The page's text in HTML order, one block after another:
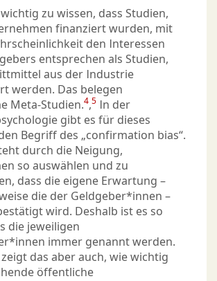
zu wissen, dass Studien,
finanziert wurden, mit
den Interessen
entsprechen als Studien,
aus der Industrie
werden. Das belegen
Meta-Studien.4,5 In der
gibt es für dieses
Begriff des „confirmation bias“.
durch die Neigung,
so auswählen und zu
dass die eigene Erwartung –
die der Geldgeber*innen –
wird. Deshalb ist es so
die jeweiligen
immer genannt werden.
das aber auch, wie wichtig
öffentliche